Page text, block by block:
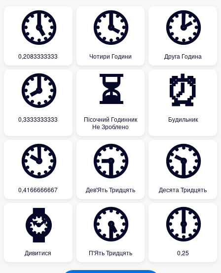
🕔
0,2083333333
🕓
Чотири Години
🕑
Друга Година
🕗
0,3333333333
⏳
Пісочний Годинник
Не Зроблено
⏰
Будильник
🕙
0,4166666667
🕤
Дев'Ять Тридцять
🕥
Десята Тридцять
⌚
Дивитися
🕠
П'Ять Тридцять
🕕
0,25